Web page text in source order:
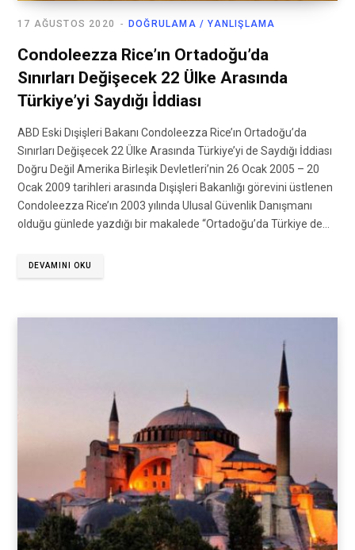
DOĞRULAMA / YANLIŞLAMA
17 AĞUSTOS 2020
Condoleezza Rice’ın Ortadoğu’da
Sınırları Değişecek 22 Ülke Arasında
Türkiye’yi Saydığı İddiası
ABD Eski Dışişleri Bakanı Condoleezza Rice’ın Ortadoğu’da
Sınırları Değişecek 22 Ülke Arasında Türkiye’yi de Saydığı İddiası
Doğru Değil Amerika Birleşik Devletleri’nin 26 Ocak 2005 – 20
Ocak 2009 tarihleri arasında Dışişleri Bakanlığı görevini üstlenen
Condoleezza Rice’ın 2003 yılında Ulusal Güvenlik Danışmanı
olduğu günlede yazdığı bir makalede “Ortadoğu’da Türkiye de…
DEVAMINI OKU